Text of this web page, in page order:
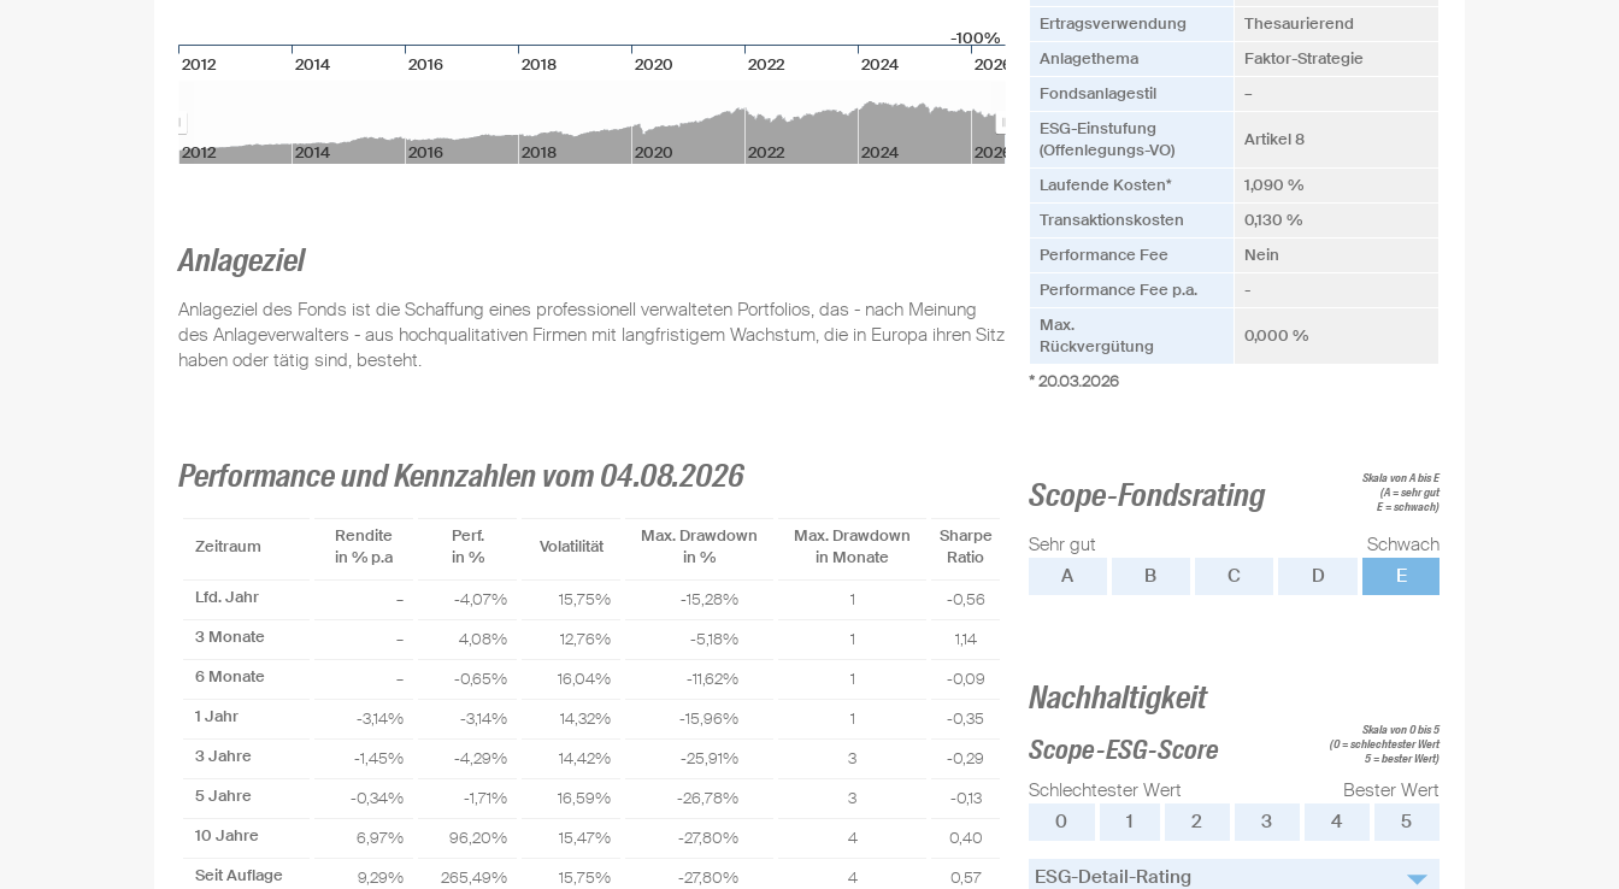
2012 2014 2016 2018 2020 2022 2024 2026
-100%
2012 2014 2016 2018 2020 2022 2024 2026
Anlageziel
Anlageziel des Fonds ist die Schaffung eines professionell verwalteten Portfolios, das - nach Meinung
des Anlageverwalters - aus hochqualitativen Firmen mit langfristigem Wachstum, die in Europa ihren Sitz
haben oder tätig sind, besteht.
Performance und Kennzahlen vom 04.08.2026
Zeitraum
Rendite
in % p.a
Perf.
in %
Volatilität
Max. Drawdown
in %
Max. Drawdown
in Monate
Sharpe
Ratio
Lfd. Jahr
– -4,07% 15,75% -15,28% 1
-0,56
3 Monate
– 4,08% 12,76% -5,18% 1
1,14
6 Monate
– -0,65% 16,04% -11,62% 1
-0,09
1 Jahr
-3,14% -3,14% 14,32% -15,96% 1
-0,35
3 Jahre
-1,45% -4,29% 14,42% -25,91% 3
-0,29
5 Jahre
-0,34% -1,71% 16,59% -26,78% 3
-0,13
10 Jahre
6,97% 96,20% 15,47% -27,80% 4
0,40
Seit Auflage
9,29% 265,49% 15,75% -27,80% 4 0,57
Ertrags­verwendung
Thesaurierend
Anlagethema
Faktor-Strategie
Fonds­anlagestil
–
ESG-Einstufung
(Offenlegungs-VO)
Artikel 8
Laufende Kosten*
1,090 %
Transaktionskosten
0,130 %
Performance Fee
Nein
Performance Fee p.a.
-
Max.
Rückvergütung
0,000 %
* 20.03.2026
Scope-Fondsrating
Skala von A bis E
(A = sehr gut
E = schwach)
Sehr gut
Schwach
A
B C D E
Nachhaltigkeit
Scope-ESG-Score
Skala von 0 bis 5
(0 = schlechtester Wert
5 = bester Wert)
Schlechtester Wert
Bester Wert
0
1 2 3 4 5
ESG-Detail-Rating